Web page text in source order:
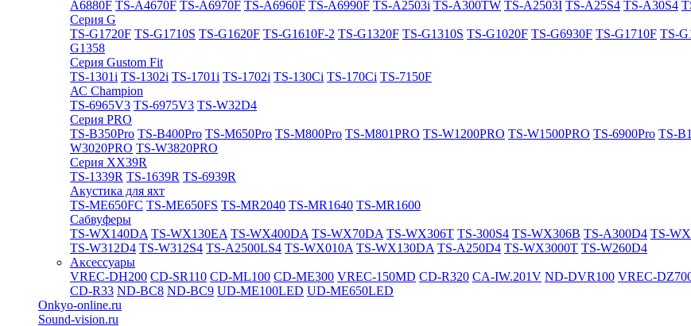
A6880F TS-A4670F TS-A6970F TS-A6960F TS-A6990F TS-A2503i TS-A300TW TS-A2503I TS-A25S4 TS-A30S4
Cерия G
TS-G1720F TS-G1710S TS-G1620F TS-G1610F-2 TS-G1320F TS-G1310S TS-G1020F TS-G6930F TS-G1710F TS-
G1358
Cерия Gustom Fit
TS-1301i TS-1302i TS-1701i TS-1702i TS-130Ci TS-170Ci TS-7150F
АС Champion
TS-6965V3 TS-6975V3 TS-W32D4
Cерия PRO
TS-B350Pro TS-B400Pro TS-M650Pro TS-M800Pro TS-M801PRO TS-W1200PRO TS-W1500PRO TS-6900Pro TS-
W3020PRO TS-W3820PRO
Cерия XX39R
TS-1339R TS-1639R TS-6939R
Акустика для яхт
TS-ME650FC TS-ME650FS TS-MR2040 TS-MR1640 TS-MR1600
Сабвуферы
TS-WX140DA TS-WX130EA TS-WX400DA TS-WX70DA TS-WX306T TS-300S4 TS-WX306B TS-A300D4 TS-
TS-W312D4 TS-W312S4 TS-A2500LS4 TS-WX010A TS-WX130DA TS-A250D4 TS-WX3000T TS-W260D4
Аксессуары
VREC-DH200 CD-SR110 CD-ML100 CD-ME300 VREC-150MD CD-R320 CA-IW.201V ND-DVR100 VREC-
CD-R33 ND-BC8 ND-BC9 UD-ME100LED UD-ME650LED
Onkyo-online.ru
Sound-vision.ru